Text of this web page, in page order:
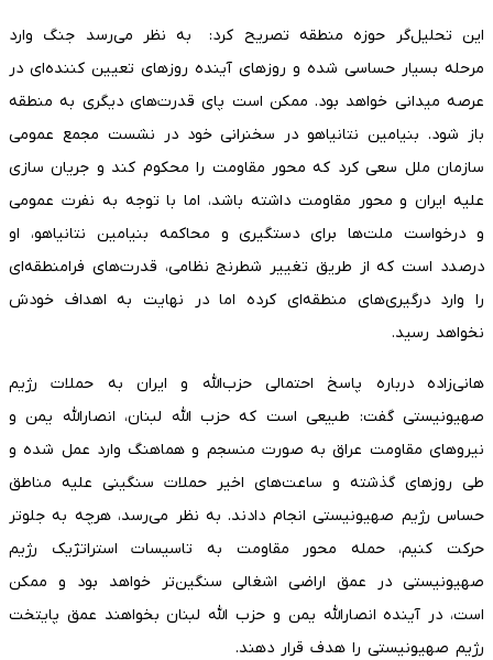
این تحلیل‌گر حوزه منطقه تصریح کرد: به نظر می‌رسد جنگ وارد
مرحله بسیار حساسی شده و روزهای آینده روزهای تعیین کننده‌ای در
عرصه میدانی خواهد بود. ممکن است پای قدرت‌های دیگری به منطقه
باز شود. بنیامین نتانیاهو در سخنرانی خود در نشست مجمع عمومی
سازمان ملل سعی کرد که محور مقاومت را محکوم کند و جریان سازی
علیه ایران و محور مقاومت داشته باشد، اما با توجه به نفرت عمومی
و درخواست ملت‌ها برای دستگیری و محاکمه بنیامین نتانیاهو، او
درصدد است که از طریق تغییر شطرنج نظامی، قدرت‌های فرامنطقه‌ای
را وارد درگیری‌های منطقه‌ای کرده اما در نهایت به اهداف خودش
نخواهد رسید.
هانی‌زاده درباره پاسخ احتمالی حزب‌الله و ایران به حملات رژیم
صهیونیستی گفت: طبیعی است که حزب الله لبنان، انصارالله یمن و
نیروهای مقاومت عراق به صورت منسجم و هماهنگ وارد عمل شده و
طی روزهای گذشته و ساعت‌های اخیر حملات سنگینی علیه مناطق
حساس رژیم صهیونیستی انجام دادند. به نظر می‌رسد، هرچه به جلوتر
حرکت کنیم، حمله محور مقاومت به تاسیسات استراتژیک رژیم
صهیونیستی در عمق اراضی اشغالی سنگین‌تر خواهد بود و ممکن
است، در آینده انصارالله یمن و حزب الله لبنان بخواهند عمق پایتخت
رژیم صهیونیستی را هدف قرار دهند.